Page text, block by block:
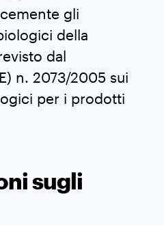
gli
della
dal
n. 2073/2005 sui
per i prodotti
sugli